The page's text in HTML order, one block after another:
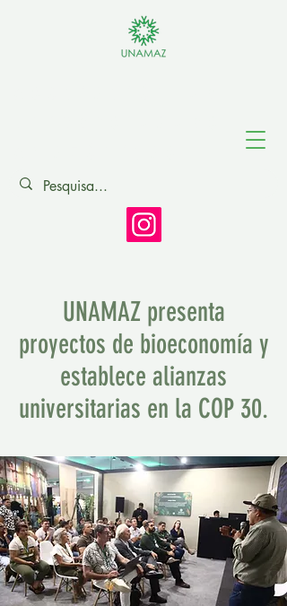
UNAMAZ presenta
proyectos de bioeconomía y
establece alianzas
universitarias en la COP 30.